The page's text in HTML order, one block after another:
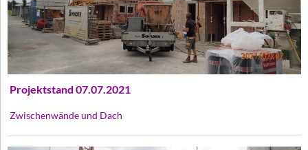
Projektstand 07.07.2021
Zwischenwände und Dach